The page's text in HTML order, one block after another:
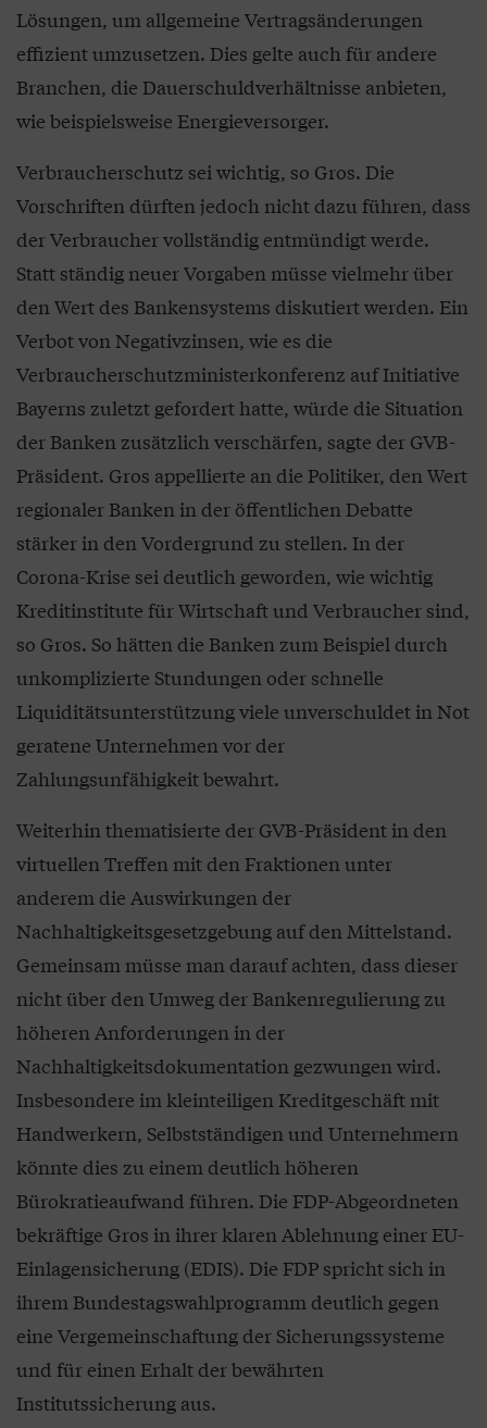
Lösungen, um allgemeine Vertragsänderungen
effizient umzusetzen. Dies gelte auch für andere
Branchen, die Dauerschuldverhältnisse anbieten,
wie beispielsweise Energieversorger.
Verbraucherschutz sei wichtig, so Gros. Die
Vorschriften dürften jedoch nicht dazu führen, dass
der Verbraucher vollständig entmündigt werde.
Statt ständig neuer Vorgaben müsse vielmehr über
den Wert des Bankensystems diskutiert werden. Ein
Verbot von Negativzinsen, wie es die
Verbraucherschutzministerkonferenz auf Initiative
Bayerns zuletzt gefordert hatte, würde die Situation
der Banken zusätzlich verschärfen, sagte der GVB-
Präsident. Gros appellierte an die Politiker, den Wert
regionaler Banken in der öffentlichen Debatte
stärker in den Vordergrund zu stellen. In der
Corona-Krise sei deutlich geworden, wie wichtig
Kreditinstitute für Wirtschaft und Verbraucher sind,
so Gros. So hätten die Banken zum Beispiel durch
unkomplizierte Stundungen oder schnelle
Liquiditätsunterstützung viele unverschuldet in Not
geratene Unternehmen vor der
Zahlungsunfähigkeit bewahrt.
Weiterhin thematisierte der GVB-Präsident in den
virtuellen Treffen mit den Fraktionen unter
anderem die Auswirkungen der
Nachhaltigkeitsgesetzgebung auf den Mittelstand.
Gemeinsam müsse man darauf achten, dass dieser
nicht über den Umweg der Bankenregulierung zu
höheren Anforderungen in der
Nachhaltigkeitsdokumentation gezwungen wird.
Insbesondere im kleinteiligen Kreditgeschäft mit
Handwerkern, Selbstständigen und Unternehmern
könnte dies zu einem deutlich höheren
Bürokratieaufwand führen. Die FDP-Abgeordneten
bekräftige Gros in ihrer klaren Ablehnung einer EU-
Einlagensicherung (EDIS). Die FDP spricht sich in
ihrem Bundestagswahlprogramm deutlich gegen
eine Vergemeinschaftung der Sicherungssysteme
und für einen Erhalt der bewährten
Institutssicherung aus.